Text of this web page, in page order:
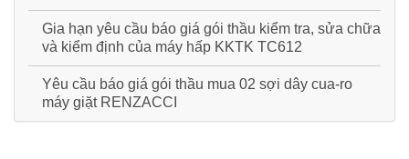
Gia hạn yêu cầu báo giá gói thầu kiểm tra, sửa chữa
và kiểm định của máy hấp KKTK TC612
Yêu cầu báo giá gói thầu mua 02 sợi dây cua-ro
máy giặt RENZACCI